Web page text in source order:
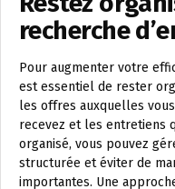
recherche
Pour augmenter votre
est essentiel de rester
les offres auxquelles
recevez et les entretiens
organisé, vous pouvez
structurée et éviter de
importantes. Une